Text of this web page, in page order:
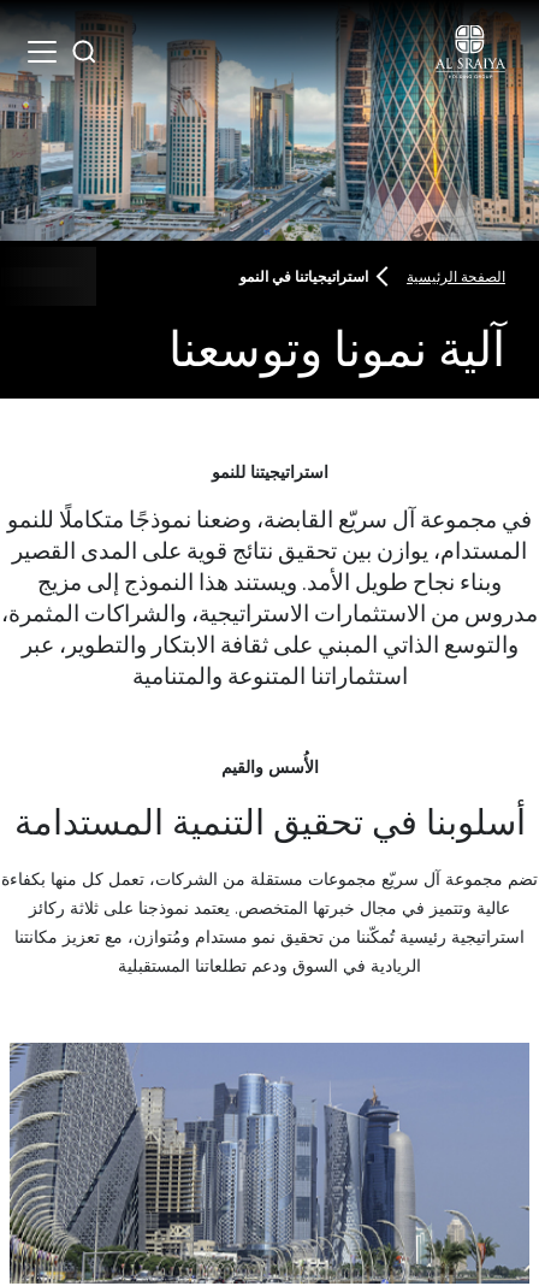
Skip
to
main
content
Search
Open
menu
الصفحة الرئيسية استراتيجياتنا في النمو
آلية نمونا وتوسعنا
استراتيجيتنا للنمو
في مجموعة آل سريّع القابضة، وضعنا نموذجًا متكاملًا للنمو
المستدام، يوازن بين تحقيق نتائج قوية على المدى القصير
وبناء نجاح طويل الأمد. ويستند هذا النموذج إلى مزيج
مدروس من الاستثمارات الاستراتيجية، والشراكات المثمرة،
والتوسع الذاتي المبني على ثقافة الابتكار والتطوير، عبر
استثماراتنا المتنوعة والمتنامية
الأُسس والقيم
أسلوبنا في تحقيق التنمية المستدامة
تضم مجموعة آل سريّع مجموعات مستقلة من الشركات، تعمل كل منها بكفاءة
عالية وتتميز في مجال خبرتها المتخصص. يعتمد نموذجنا على ثلاثة ركائز
استراتيجية رئيسية تُمكّننا من تحقيق نمو مستدام ومُتوازن، مع تعزيز مكانتنا
الريادية في السوق ودعم تطلعاتنا المستقبلية